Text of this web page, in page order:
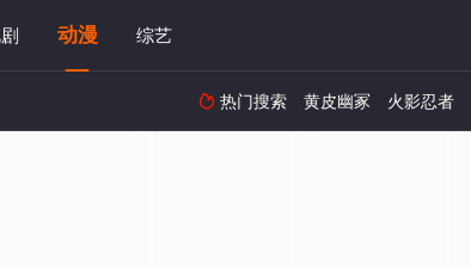
动漫 综艺
 热门搜索 黄皮幽冢 火影忍者